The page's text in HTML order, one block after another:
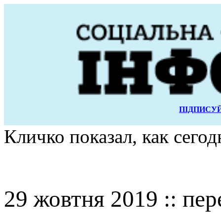
Кличко показал, как
29 жовтня 2019 ::